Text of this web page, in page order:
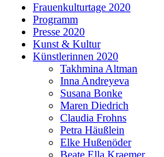
Frauenkulturtage 2020
Programm
Presse 2020
Kunst & Kultur
Künstlerinnen 2020
Takhmina Altman
Inna Andreyeva
Susana Bonke
Maren Diedrich
Claudia Frohns
Petra Häußlein
Elke Hußenöder
Beate Ella Kraemer